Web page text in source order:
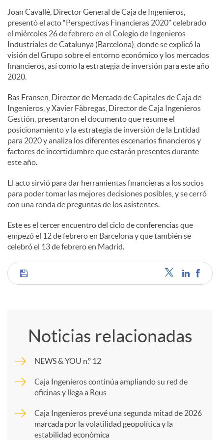
e
s
Joan Cavallé, Director General de Caja de Ingenieros,
presentó el acto “Perspectivas Financieras 2020” celebrado
el miércoles 26 de febrero en el Colegio de Ingenieros
Industriales de Catalunya (Barcelona), donde se explicó la
visión del Grupo sobre el entorno económico y los mercados
financieros, así como la estrategia de inversión para este año
2020.
Bas Fransen, Director de Mercado de Capitales de Caja de
Ingenieros, y Xavier Fàbregas, Director de Caja Ingenieros
Gestión, presentaron el documento que resume el
posicionamiento y la estrategia de inversión de la Entidad
para 2020 y analiza los diferentes escenarios financieros y
factores de incertidumbre que estarán presentes durante
este año.
El acto sirvió para dar herramientas financieras a los socios
para poder tomar las mejores decisiones posibles, y se cerró
con una ronda de preguntas de los asistentes.
Este es el tercer encuentro del ciclo de conferencias que
empezó el 12 de febrero en Barcelona y que también se
celebró el 13 de febrero en Madrid.
C
p
a
Noticias relacionadas
NEWS & YOU n.º 12
Caja Ingenieros continúa ampliando su red de
oficinas y llega a Reus
Caja Ingenieros prevé una segunda mitad de 2026
marcada por la volatilidad geopolítica y la
estabilidad económica